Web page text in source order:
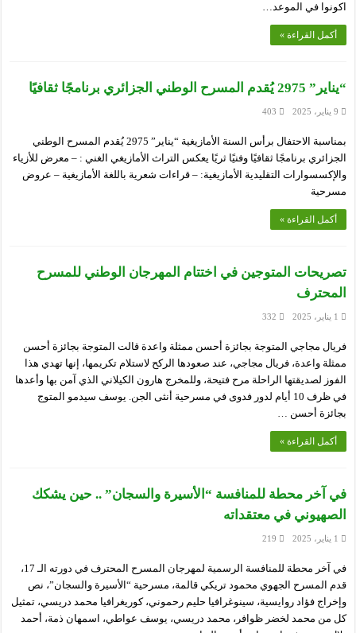
اكونوا في الموعد…
أكمل القراءة »
“يناير” 2975 يُقدم المسرح الوطني الجزائري برنامجًا ثقافيًا
9 يناير، 2025 403
بمناسبة الاحتفال برأس السنة الأمازيغية “يناير” 2975 يُقدم المسرح الوطني
الجزائري برنامجًا ثقافيًا وفنيًا ثريًا يعكس التراث الأمازيغي الغني : – معرض للأزياء
والإكسسوارات التقليدية الأمازيغية: – قراءات شعرية باللغة الأمازيغية – عروض
مسرحية
أكمل القراءة »
تصريحات المتوجين في اختتام المهرجان الوطني للمسرح
المحترف
1 يناير، 2025 332
فريال مجاجي المتوجة بجائزة أحسن ممثلة واعدة قالت المتوجة بجائزة أحسن
ممثلة واعدة، فريال مجاجي، عند صعودها الركح لاستلام تكريمها، إنها تهدي هذا
الفوز لصديقتها الراحلة مرح فتيحة، وللمخرج هارون الكيلاني الذي آمن بها وأعدها
في ظرف 10 أيام لدور فدوى في مسرحية أنثى الجن. يوسف سيدمو المتوج
بجائزة أحسن …
أكمل القراءة »
في آخر محطة للمنافسة “الأسيرة والسجان” .. حين يشكك
الصهيوني في معتقداته
1 يناير، 2025 219
في آخر محطة للمنافسة الرسمية لمهرجان المسرح المحترف في دورته الـ 17،
قدم المسرح الجهوي محمود تريكي قالمة، مسرحية “الأسيرة والسجان”، نص
وإخراج فؤاد روايسية، سينوغرافيا حليم رحموني، كوريغرافيا محمد دريسي، تمثيل
كل من محمد لخضر ظوافر، محمد دريسي، يوسف عواطي، اسمهان ذمة، أحمد